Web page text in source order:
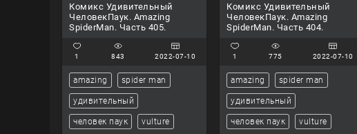
Комикс Удивительный
ЧеловекПаук. Amazing
SpiderMan. Часть 405.
1 843 2022-07-10
amazing spider man
удивительный
человек паук vulture
Комикс Удивительный
ЧеловекПаук. Amazing
SpiderMan. Часть 404.
1 775 2022-07-10
amazing spider man
удивительный
человек паук vulture